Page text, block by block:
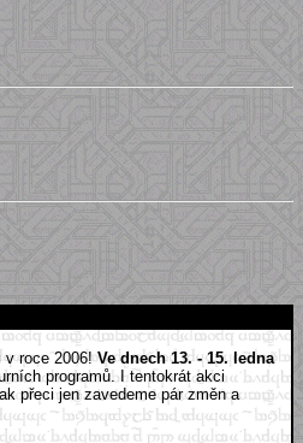
v roce 2006!Ve dnech 13. - 15. ledna
programů. I tentokrát akci
přeci jen zavedeme pár změn a